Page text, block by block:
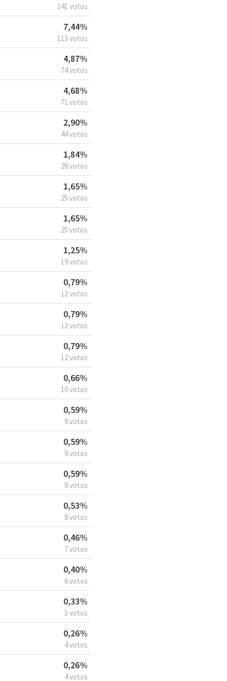
141 votos
7,44%
113 votos
4,87%
74 votos
4,68%
71 votos
2,90%
44 votos
1,84%
28 votos
1,65%
25 votos
1,65%
25 votos
1,25%
19 votos
0,79%
12 votos
0,79%
12 votos
0,79%
12 votos
0,66%
10 votos
0,59%
9 votos
0,59%
9 votos
0,59%
9 votos
0,53%
8 votos
0,46%
7 votos
0,40%
6 votos
0,33%
5 votos
0,26%
4 votos
0,26%
4 votos